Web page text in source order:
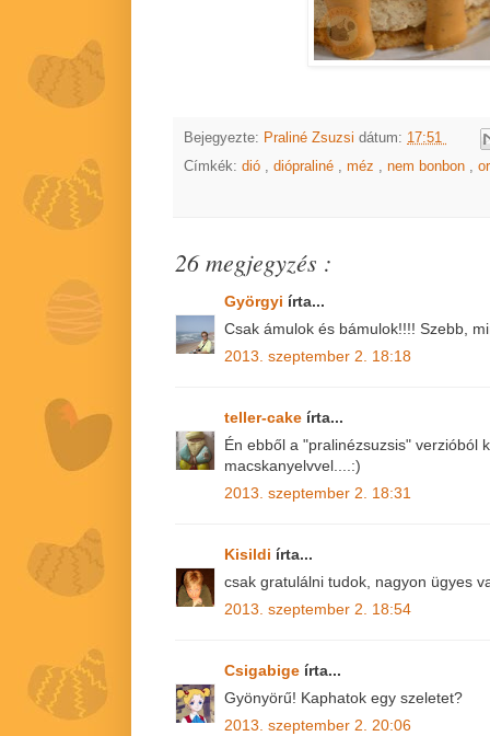
Bejegyezte: Praliné Zsuzsi dátum: 17:51
Címkék: dió , diópraliné , méz , nem bonbon ,
26 megjegyzés :
Györgyi írta...
Csak ámulok és bámulok!!!! Szebb,
2013. szeptember 2. 18:18
teller-cake írta...
Én ebből a "pralinézsuzsis" verzióból
macskanyelvvel....:)
2013. szeptember 2. 18:31
Kisildi írta...
csak gratulálni tudok, nagyon ügyes
2013. szeptember 2. 18:54
Csigabige írta...
Gyönyörű! Kaphatok egy szeletet?
2013. szeptember 2. 20:06